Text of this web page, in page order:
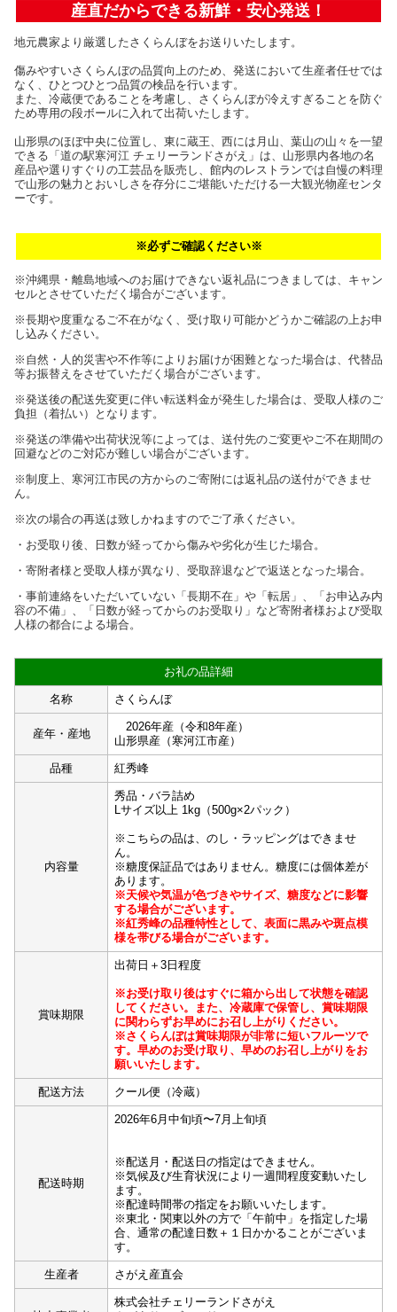
産直だからできる新鮮・安心発送！
地元農家より厳選したさくらんぼをお送りいたします。
傷みやすいさくらんぼの品質向上のため、発送において生産者任せでは
なく、ひとつひとつ品質の検品を行います。
また、冷蔵便であることを考慮し、さくらんぼが冷えすぎることを防ぐ
ため専用の段ボールに入れて出荷いたします。
山形県のほぼ中央に位置し、東に蔵王、西には月山、葉山の山々を一望
できる「道の駅寒河江 チェリーランドさがえ」は、山形県内各地の名
産品や選りすぐりの工芸品を販売し、館内のレストランでは自慢の料理
で山形の魅力とおいしさを存分にご堪能いただける一大観光物産センタ
ーです。
※必ずご確認ください※
※沖縄県・離島地域へのお届けできない返礼品につきましては、キャン
セルとさせていただく場合がございます。
※長期や度重なるご不在がなく、受け取り可能かどうかご確認の上お申
し込みください。
※自然・人的災害や不作等によりお届けが困難となった場合は、代替品
等お振替えをさせていただく場合がございます。
※発送後の配送先変更に伴い転送料金が発生した場合は、受取人様のご
負担（着払い）となります。
※発送の準備や出荷状況等によっては、送付先のご変更やご不在期間の
回避などのご対応が難しい場合がございます。
※制度上、寒河江市民の方からのご寄附には返礼品の送付ができませ
ん。
※次の場合の再送は致しかねますのでご了承ください。
・お受取り後、日数が経ってから傷みや劣化が生じた場合。
・寄附者様と受取人様が異なり、受取辞退などで返送となった場合。
・事前連絡をいただいていない「長期不在」や「転居」、「お申込み内
容の不備」、「日数が経ってからのお受取り」など寄附者様および受取
人様の都合による場合。
お礼の品詳細
名称 さくらんぼ
産年・産地
2026年産（令和8年産）
山形県産（寒河江市産）
品種 紅秀峰
内容量
秀品・バラ詰め
Lサイズ以上 1kg（500g×2パック）
※こちらの品は、のし・ラッピングはできませ
ん。
※糖度保証品ではありません。糖度には個体差が
あります。
※天候や気温が色づきやサイズ、糖度などに影響
する場合がございます。
※紅秀峰の品種特性として、表面に黒みや斑点模
様を帯びる場合がございます。
賞味期限
出荷日＋3日程度
※お受け取り後はすぐに箱から出して状態を確認
してください。また、冷蔵庫で保管し、賞味期限
に関わらずお早めにお召し上がりください。
※さくらんぼは賞味期限が非常に短いフルーツで
す。早めのお受け取り、早めのお召し上がりをお
願いいたします。
配送方法 クール便（冷蔵）
配送時期
2026年6月中旬頃〜7月上旬頃
※配送月・配送日の指定はできません。
※気候及び生育状況により一週間程度変動いたし
ます。
※配達時間帯の指定をお願いいたします。
※東北・関東以外の方で「午前中」を指定した場
合、通常の配達日数＋１日かかることがございま
す。
生産者 さがえ産直会
株式会社チェリーランドさがえ